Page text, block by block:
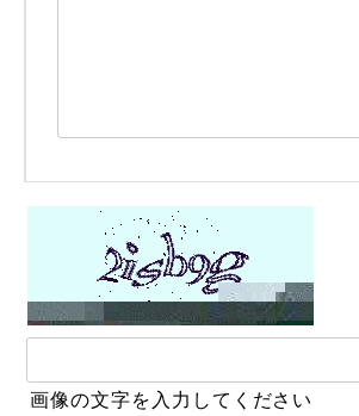
画像の文字を入力してください